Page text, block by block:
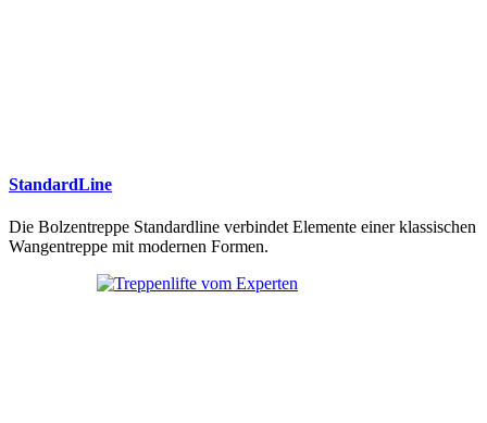
StandardLine
Die Bolzentreppe Standardline verbindet Elemente einer klassischen
Wangentreppe mit modernen Formen.